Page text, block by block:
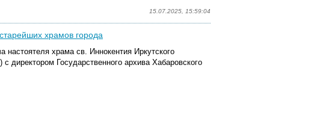
15.07.2025, 15:59:04
храмов города
настоятеля храма св. Иннокентия Иркутского
директором Государственного архива Хабаровского